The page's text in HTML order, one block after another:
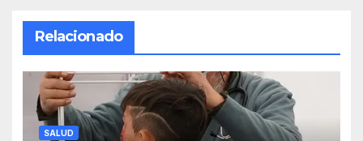
Relacionado
SALUD